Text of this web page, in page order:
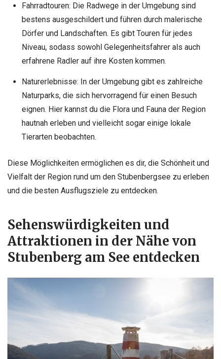
Fahrradtouren: Die Radwege in der Umgebung sind
bestens ausgeschildert und führen durch malerische
Dörfer und Landschaften. Es gibt Touren für jedes
Niveau, sodass sowohl Gelegenheitsfahrer als auch
erfahrene Radler auf ihre Kosten kommen.
Naturerlebnisse: In der Umgebung gibt es zahlreiche
Naturparks, die sich hervorragend für einen Besuch
eignen. Hier kannst du die Flora und Fauna der Region
hautnah erleben und vielleicht sogar einige lokale
Tierarten beobachten.
Diese Möglichkeiten ermöglichen es dir, die Schönheit und
Vielfalt der Region rund um den Stubenbergsee zu erleben
und die besten Ausflugsziele zu entdecken.
Sehenswürdigkeiten und
Attraktionen in der Nähe von
Stubenberg am See entdecken